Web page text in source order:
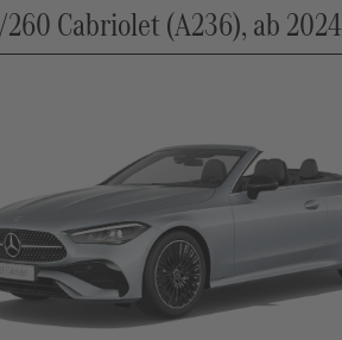
Cabriolet (A236), ab 2024